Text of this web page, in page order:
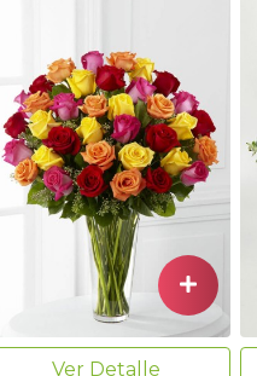
Ver Detalle